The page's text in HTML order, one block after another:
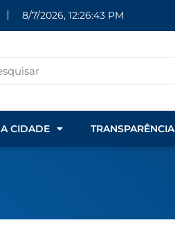
8/7/2026, 12:26:44 PM
A CIDADE TRANSPARÊNCIA